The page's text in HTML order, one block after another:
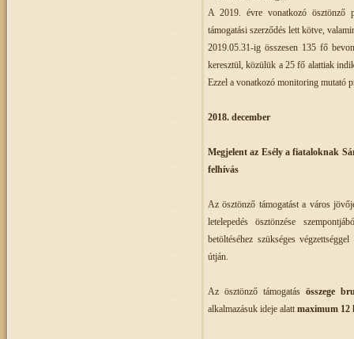
A 2019. évre vonatkozó ösztönző
támogatási szerződés lett kötve,
2019.05.31-ig összesen 135 fő
keresztül, közülük a 25 fő alattiak
Ezzel a vonatkozó monitoring mutató
2018. december
Megjelent az Esély a fiataloknak
felhívás
Az ösztönző támogatást a város
letelepedés ösztönzése
betöltéséhez szükséges
útján.
Az ösztönző támogatás összege
alkalmazásuk ideje alatt maximum 12